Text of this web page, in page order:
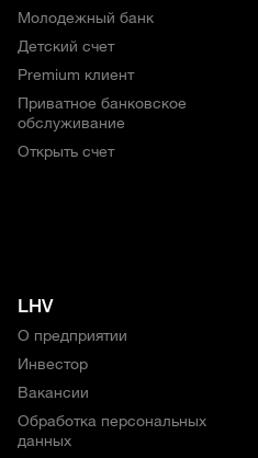
Молодежный банк
Детский счет
Premium клиент
Приватное банковское
обслуживание
Открыть счет
LHV
О предприятии
Инвестор
Вакансии
Обработка персональных
данных